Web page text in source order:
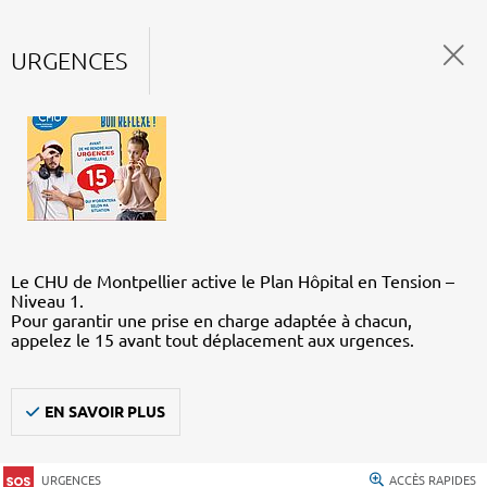
URGENCES
Le CHU de Montpellier active le Plan Hôpital en Tension –
Niveau 1.
Pour garantir une prise en charge adaptée à chacun,
appelez le 15 avant tout déplacement aux urgences.
EN SAVOIR PLUS
URGENCES ACCÈS RAPIDES